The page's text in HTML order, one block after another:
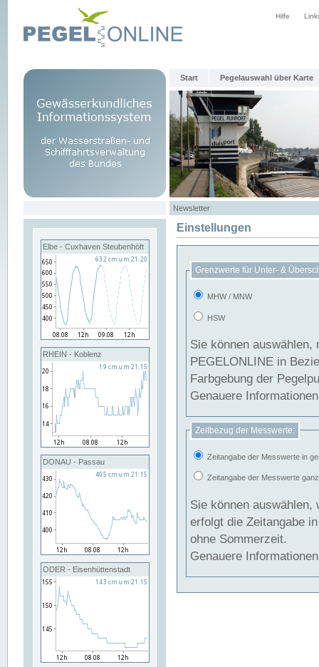
Hilfe
Start Pegelauswahl über Karte
Newsletter
Elbe - Cuxhaven Steubenhöft
RHEIN - Koblenz
DONAU - Passau
ODER - Eisenhüttenstadt
Einstellungen
Grenzwerte für Unter- &
MHW / MNW
HSW
Sie können
PEGELONLINE in Beziehung
Farbgebung der
Genauere
Zeitbezug der Messwerte:
Zeitangabe der Messwerte in
Zeitangabe der Messwerte
Sie können auswählen,
erfolgt die Zeitangabe
ohne Sommerzeit.
Genauere